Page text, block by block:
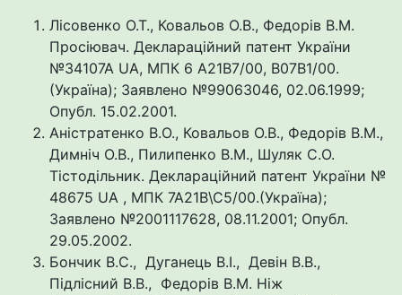
Лісовенко О.Т., Ковальов О.В., Федорів В.М.
Просіювач. Деклараційний патент України
№34107А UA, МПК 6 А21В7/00, В07В1/00.
(Україна); Заявлено №99063046, 02.06.1999;
Опубл. 15.02.2001.
Аністратенко В.О., Ковальов О.В., Федорів В.М.,
Димніч О.В., Пилипенко В.М., Шуляк С.О.
Тістодільник. Деклараційний патент України №
48675 UA , МПК 7А21В\С5/00.(Україна);
Заявлено №2001117628, 08.11.2001; Опубл.
29.05.2002.
Бончик В.С., Дуганець В.І., Девін В.В.,
Підлісний В.В., Федорів В.М. Ніж